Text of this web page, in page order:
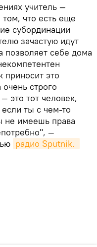
учитель —
что есть еще
субординации
зачастую идут
позволяет себе дома
приносит это
строго
это тот человек,
ты с чем-то
не имеешь права
—
радио Sputnik.